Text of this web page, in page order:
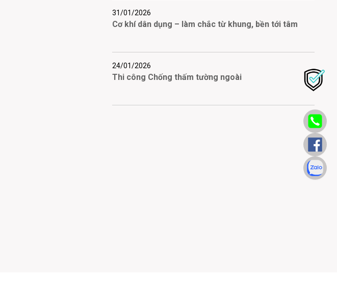
31/01/2026
Cơ khí dân dụng – làm chắc từ khung, bền tới tâm
24/01/2026
Thi công Chống thấm tường ngoài